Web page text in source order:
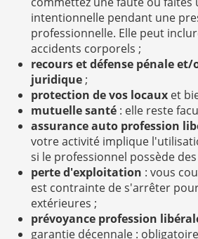
intentionnelle pendant une
professionnelle. Elle peut
accidents corporels ;
recours et défense pénale
juridique ;
protection de vos locaux et
mutuelle santé : elle reste
assurance auto profession
votre activité implique
si le professionnel possède
perte d'exploitation : vous
est contrainte de s'arrêter
extérieures ;
prévoyance profession
garantie décennale :